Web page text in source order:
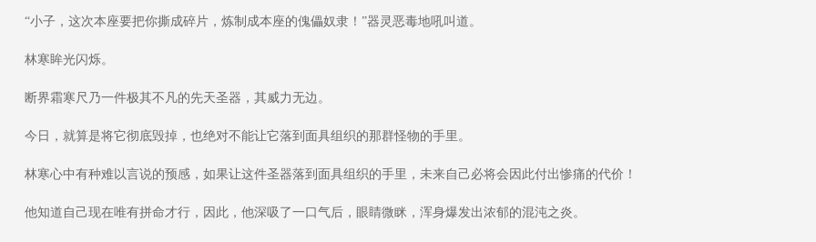
“小子，这次本座要把你撕成碎片，炼制成本座的傀儡奴隶！”器灵恶毒地吼叫道。
林寒眸光闪烁。
断界霜寒尺乃一件极其不凡的先天圣器，其威力无边。
今日，就算是将它彻底毁掉，也绝对不能让它落到面具组织的那群怪物的手里。
林寒心中有种难以言说的预感，如果让这件圣器落到面具组织的手里，未来自己必将会因此付出惨痛的代价！
他知道自己现在唯有拼命才行，因此，他深吸了一口气后，眼睛微眯，浑身爆发出浓郁的混沌之炎。